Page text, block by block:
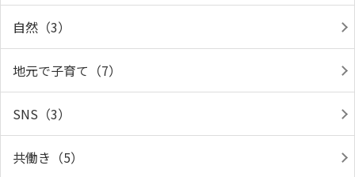
自然（3）
地元で子育て（7）
SNS（3）
共働き（5）